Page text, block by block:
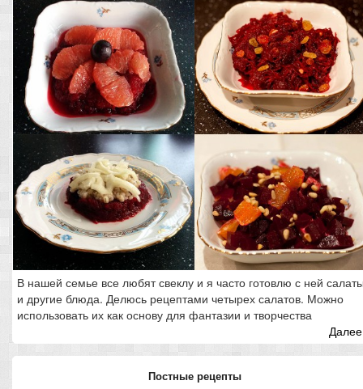
В нашей семье все любят свеклу и я часто готовлю с ней
и другие блюда. Делюсь рецептами четырех салатов. Можно
использовать их как основу для фантазии и творчества
Постные рецепты